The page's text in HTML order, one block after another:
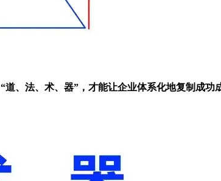
“道、法、术、器”，才能让企业体系化地复制成功